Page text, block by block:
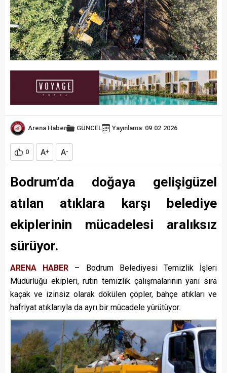
Arena Haber GÜNCEL Yayınlama: 09.02.2026
0 A+ A-
Bodrum’da doğaya gelişigüzel
atılan atıklara karşı belediye
ekiplerinin mücadelesi aralıksız
sürüyor.
ARENA HABER
– Bodrum Belediyesi Temizlik İşleri
Müdürlüğü ekipleri, rutin temizlik çalışmalarının yanı sıra
kaçak ve izinsiz olarak dökülen çöpler, bahçe atıkları ve
hafriyat atıklarıyla da ayrı bir mücadele yürütüyor.